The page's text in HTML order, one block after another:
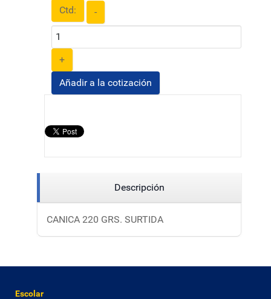
Ctd: -
+
Añadir a la cotización
Descripción
CANICA 220 GRS. SURTIDA
Escolar